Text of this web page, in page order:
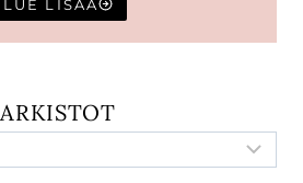
LUE LISÄÄ
ARKISTOT